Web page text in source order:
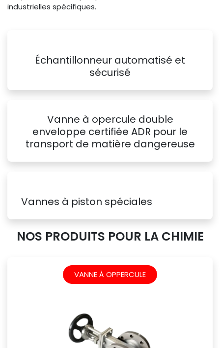
industrielles spécifiques.
Échantillonneur automatisé et
sécurisé
Vanne à opercule double
enveloppe certifiée ADR pour le
transport de matière dangereuse
Vannes à piston spéciales
NOS PRODUITS POUR LA CHIMIE
VANNE À OPPERCULE